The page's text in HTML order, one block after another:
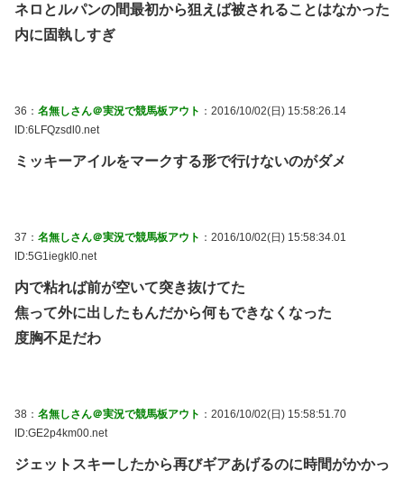
ネロとルパンの間最初から狙えば被されることはなかった
内に固執しすぎ
36： 名無しさん＠実況で競馬板アウト ：2016/10/02(日) 15:58:26.14
ID:6LFQzsdl0.net
ミッキーアイルをマークする形で行けないのがダメ
37： 名無しさん＠実況で競馬板アウト ：2016/10/02(日) 15:58:34.01
ID:5G1iegkI0.net
内で粘れば前が空いて突き抜けてた
焦って外に出したもんだから何もできなくなった
度胸不足だわ
38： 名無しさん＠実況で競馬板アウト ：2016/10/02(日) 15:58:51.70
ID:GE2p4km00.net
ジェットスキーしたから再びギアあげるのに時間がかかっ